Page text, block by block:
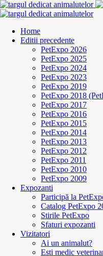
Home
Editii precedente
PetExpo 2026
PetExpo 2025
PetExpo 2024
PetExpo 2023
PetExpo 2019
PetExpo 2018
PetExpo 2017
PetExpo 2016
PetExpo 2015
PetExpo 2014
PetExpo 2013
PetExpo 2012
PetExpo 2011
PetExpo 2010
PetExpo 2009
Expozanti
Participă la
Catalog PetExpo
Stirile PetExpo
Sfaturi expozanti
Vizitatori
Ai un animalut?
Esti medic